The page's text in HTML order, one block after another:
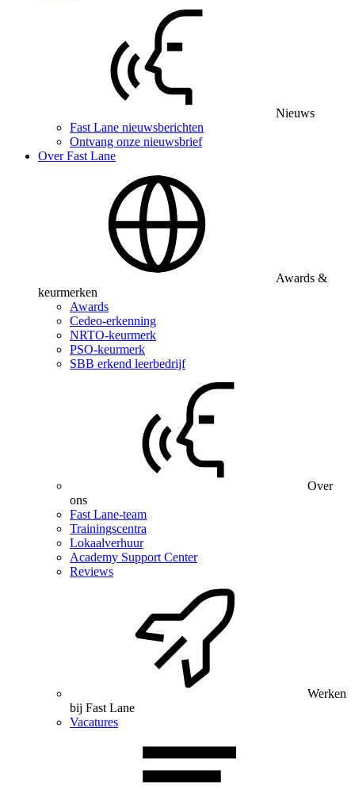
Nieuws
Fast Lane nieuwsberichten
Ontvang onze nieuwsbrief
Over Fast Lane
Awards &
keurmerken
Awards
Cedeo-erkenning
NRTO-keurmerk
PSO-keurmerk
SBB erkend leerbedrijf
Over
ons
Fast Lane-team
Trainingscentra
Lokaalverhuur
Academy Support Center
Reviews
Werken
bij Fast Lane
Vacatures